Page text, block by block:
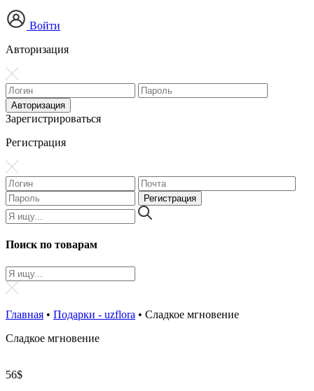
Войти
Авторизация
Зарегистрироваться
Регистрация
Поиск по товарам
Главная • Подарки - uzflora • Сладкое мгновение
Сладкое мгновение
56$